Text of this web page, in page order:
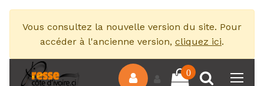
Vous consultez la nouvelle version du site. Pour
accéder à l'ancienne version, cliquez ici.
0